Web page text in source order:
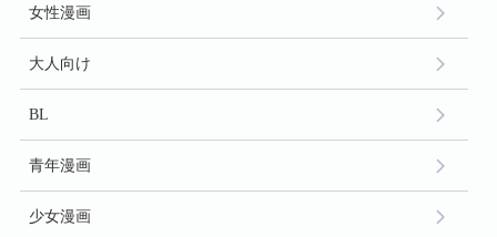
女性漫画
大人向け
BL
青年漫画
少女漫画